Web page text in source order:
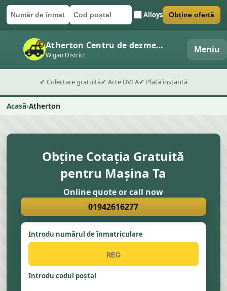
Număr de înmatriculare
Cod poștal Alloys
Trimite formularul Obține ofertă
Atherton Centru de dezmembrări auto
Wigan District Meniu
✔ Colectare gratuită✔ Acte DVLA✔ Plată instantă
Acasă Atherton
Obține Cotația Gratuită
pentru Mașina Ta
Online quote or call now
01942616277
Introdu numărul de înmatriculare
Introdu codul poștal